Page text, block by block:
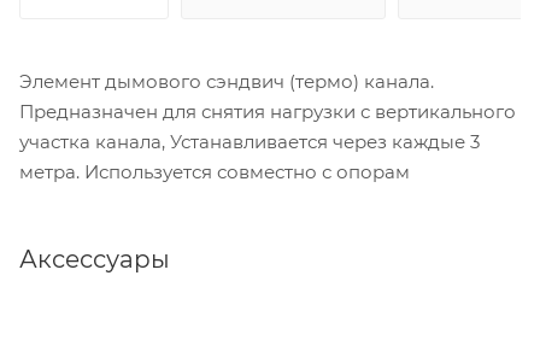
Элемент дымового сэндвич (термо) канала.
Предназначен для снятия нагрузки с вертикального
участка канала, Устанавливается через каждые 3
метра. Используется совместно с опорам
Аксессуары